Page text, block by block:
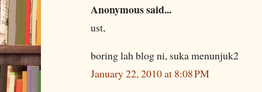
Anonymous said...
ust,
boring lah blog ni, suka menunjuk2
January 22, 2010 at 8:08 PM